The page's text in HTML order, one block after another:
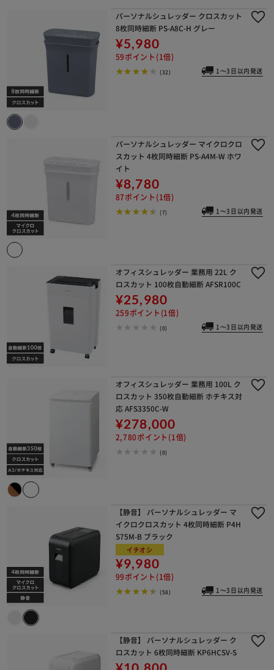
パーソナルシュレッダー クロスカット
8枚同時細断 PS-A8C-H グレー
¥5,980
59ポイント(1倍)
(32) 1～3日以内発送
パーソナルシュレッダー マイクロクロ
スカット 4枚同時細断 PS-A4M-W ホワ
イト
¥8,780
87ポイント(1倍)
(7) 1～3日以内発送
オフィスシュレッダー 業務用 22L ク
ロスカット 100枚自動細断 AFSR100C
¥25,980
259ポイント(1倍)
(0) 1～3日以内発送
オフィスシュレッダー 業務用 100L ク
ロスカット 350枚自動細断 ホチキス対
応 AFS3350C-W
¥278,000
2,780ポイント(1倍)
(0)
【静音】 パーソナルシュレッダー マ
イクロクロスカット 4枚同時細断 P4H
S75M-B ブラック
イチオシ
¥9,980
99ポイント(1倍)
(58) 1～3日以内発送
【静音】 パーソナルシュレッダー ク
ロスカット 6枚同時細断 KP6HCSV-S